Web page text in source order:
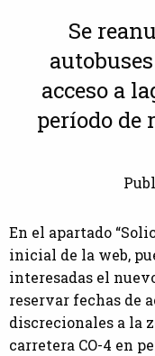
Se
acceso a
período de
En el apartado
inicial de la web,
interesadas el
reservar fechas de
discrecionales a la
carretera CO-4 en